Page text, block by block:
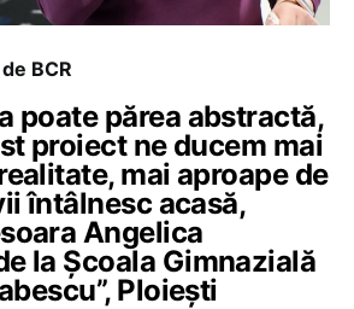
BCR
poate părea abstractă,
proiect ne ducem mai
mai aproape de
întâlnesc acasă,
Angelica
la Școala Gimnazială
Ploiești